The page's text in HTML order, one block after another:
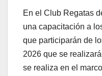
En el Club Regatas
una capacitación a
que participarán de
2026 que se
se realiza en el